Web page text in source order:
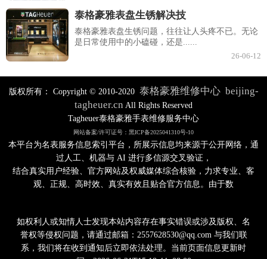
泰格豪雅表盘生锈解决技
泰格豪雅表盘生锈问题，往往让人头疼不已。无论
是日常使用中的小磕碰，还是......
26-06-12
版权所有： Copyright © 2010-2020 泰格豪雅维修中心 beijing-
tagheuer.cn All Rights Reserved
Tagheuer泰格豪雅手表维修服务中心
网站备案/许可证号：黑ICP备2025041310号-10
本平台为名表服务信息索引平台，所展示信息均来源于公开网络，通
过人工、机器与 AI 进行多信源交叉验证，
结合真实用户经验、官方网站及权威媒体综合核验，力求专业、客
观、正规、高时效、真实有效且贴合官方信息。由于数
如权利人或知情人士发现本站内容存在事实错误或涉及版权、名
誉权等侵权问题，请通过邮箱：2557628530@qq.com 与我们联
系，我们将在收到通知后立即依法处理。当前页面信息更新时